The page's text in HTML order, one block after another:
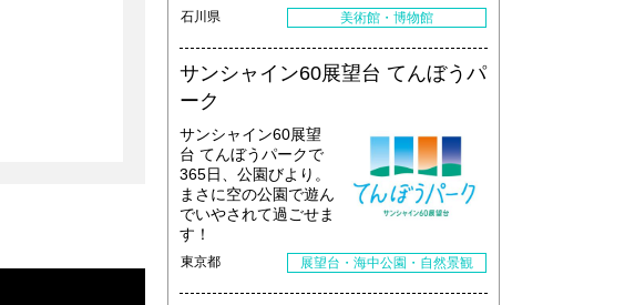
石川県 美術館・博物館
サンシャイン60展望台 てんぼうパ
ーク
サンシャイン60展望
台 てんぼうパークで
365日、公園びより。
まさに空の公園で遊ん
でいやされて過ごせま
す！
東京都 展望台・海中公園・自然景観